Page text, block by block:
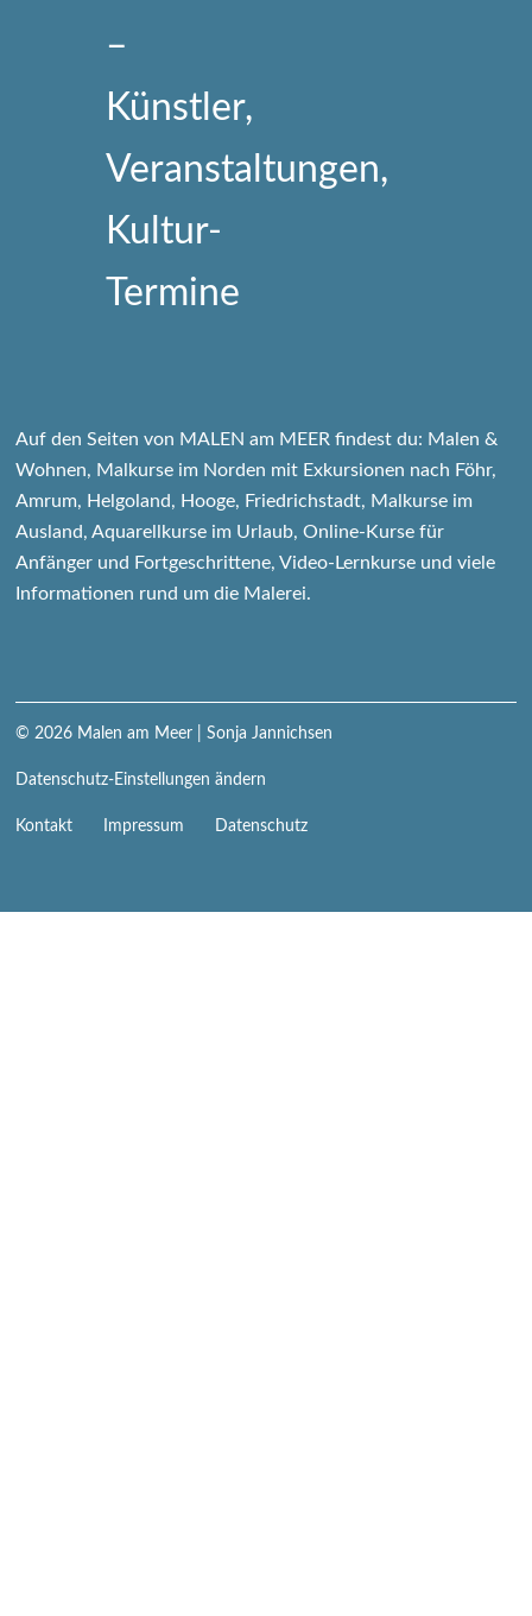
Auf den Seiten von MALEN am MEER findest du: Malen &
Wohnen, Malkurse im Norden mit Exkursionen nach Föhr,
Amrum, Helgoland, Hooge, Friedrichstadt, Malkurse im
Ausland, Aquarellkurse im Urlaub, Online-Kurse für
Anfänger und Fortgeschrittene, Video-Lernkurse und viele
Informationen rund um die Malerei.
© 2026 Malen am Meer | Sonja Jannichsen
Datenschutz-Einstellungen ändern
Navigation
Kontakt Impressum Datenschutz